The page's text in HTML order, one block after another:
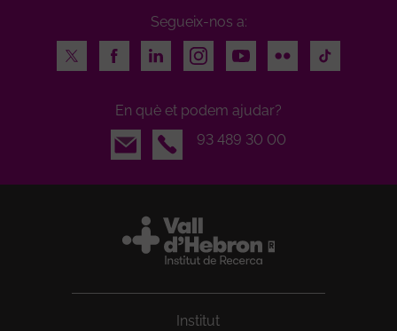
Segueix-nos a:
Twitter
FacebookLinkedInInstagramYoutubeFlickr TikTok
En què et podem ajudar?
Email
93 489 30 00
Institut